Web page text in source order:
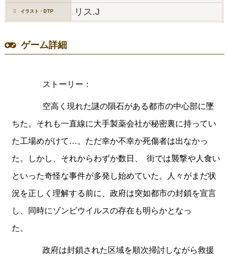
イラスト・DTP リス.J
ゲーム詳細
ストーリー：
空高く現れた謎の隕石がある都市の中心部に墜
ちた。それも一直線に大手製薬会社が秘密裏に持ってい
た工場めがけて…。ただ幸か不幸か死傷者は出なかっ
た。しかし、それからわずか数日、
街では襲撃や人食い
といった奇怪な事件が多発し始めていた。人々がまだ状
況を正しく理解する前に、政府は突如都市の封鎖を宣言
し、同時にゾンビウイルスの存在も明らかとなっ
た。
政府は封鎖された区域を順次掃討しながら救援